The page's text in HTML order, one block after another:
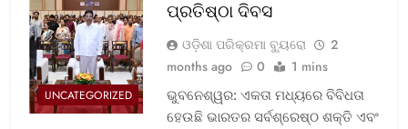
UNCATEGORIZED
ପ୍ରତିଷ୍ଠା ଦିବସ
ଓଡ଼ିଶା ପରିକ୍ରମା ବ୍ୟୁରୋ
2
months ago
0 1 mins
ଭୁବନେଶ୍ୱର: ଏକତା ମଧ୍ୟରେ ବିବିଧତା
ହେଉଛି ଭାରତର ସର୍ବଶ୍ରେଷ୍ଠ ଶକ୍ତି ଏବଂ